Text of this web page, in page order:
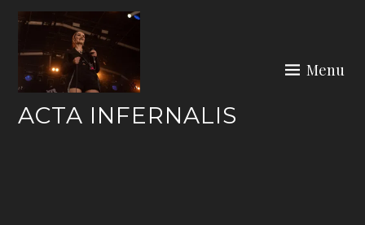
Skip
content
ACTA INFERNALIS
Menu